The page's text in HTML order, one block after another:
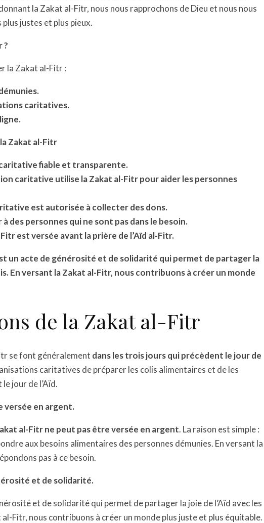
la Zakat al-Fitr, nous nous rapprochons de Dieu et nous nous
justes et plus pieux.
?
la Zakat al-Fitr :
caritatives.
Zakat al-Fitr
fiable et transparente.
caritative utilise la Zakat al-Fitr pour aider les personnes
est autorisée à collecter des dons.
des personnes qui ne sont pas dans le besoin.
est versée avant la prière de l’Aïd al-Fitr.
un acte de générosité et de solidarité qui permet de partager la
En versant la Zakat al-Fitr, nous contribuons à créer un monde
de la Zakat al-Fitr
se font généralement dans les trois jours qui précèdent le jour de
caritatives de préparer les colis alimentaires et de les
jour de l’Aïd.
versée en argent.
al-Fitr ne peut pas être versée en argent. La raison est simple :
aux besoins alimentaires des personnes démunies. En versant la
pas à ce besoin.
et de solidarité.
et de solidarité qui permet de partager la joie de l’Aïd avec les
Fitr, nous contribuons à créer un monde plus juste et plus équitable.